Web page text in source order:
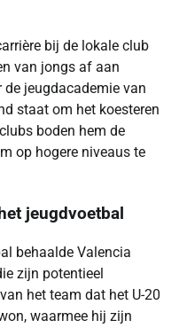
bij de lokale club
van jongs af aan
jeugdacademie van
staat om het koesteren
boden hem de
op hogere niveaus te
jeugdvoetbal
behaalde Valencia
zijn potentieel
het team dat het U-20
waarmee hij zijn